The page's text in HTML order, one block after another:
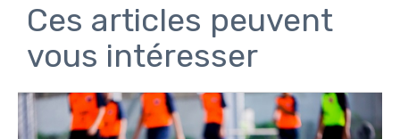
Ces articles peuvent
vous intéresser